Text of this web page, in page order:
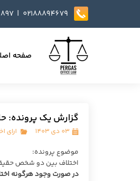
صفحه
| 02188894679
گزارش یک پرونده:
۰۳ دی ۱۴۰۳ ارای
موضوع پرونده:
اختلاف بین دو شخص
در صورت وجود هرگونه